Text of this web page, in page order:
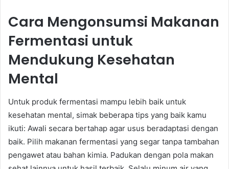
Cara Mengonsumsi Makanan
Fermentasi untuk
Mendukung Kesehatan
Mental
Untuk produk fermentasi mampu lebih baik untuk
kesehatan mental, simak beberapa tips yang baik kamu
ikuti: Awali secara bertahap agar usus beradaptasi dengan
baik. Pilih makanan fermentasi yang segar tanpa tambahan
pengawet atau bahan kimia. Padukan dengan pola makan